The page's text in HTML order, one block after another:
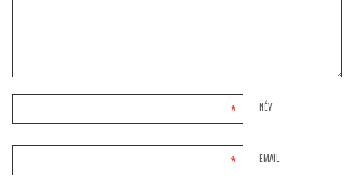
NÉV
*
EMAIL
*